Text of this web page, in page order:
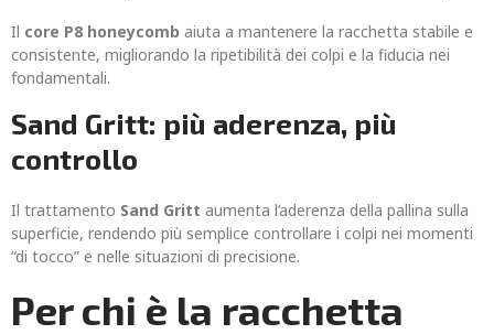
Il core P8 honeycomb aiuta a mantenere la racchetta stabile e
consistente, migliorando la ripetibilità dei colpi e la fiducia nei
fondamentali.
Sand Gritt: più aderenza, più
controllo
Il trattamento Sand Gritt aumenta l’aderenza della pallina sulla
superficie, rendendo più semplice controllare i colpi nei momenti
“di tocco” e nelle situazioni di precisione.
Per chi è la racchetta